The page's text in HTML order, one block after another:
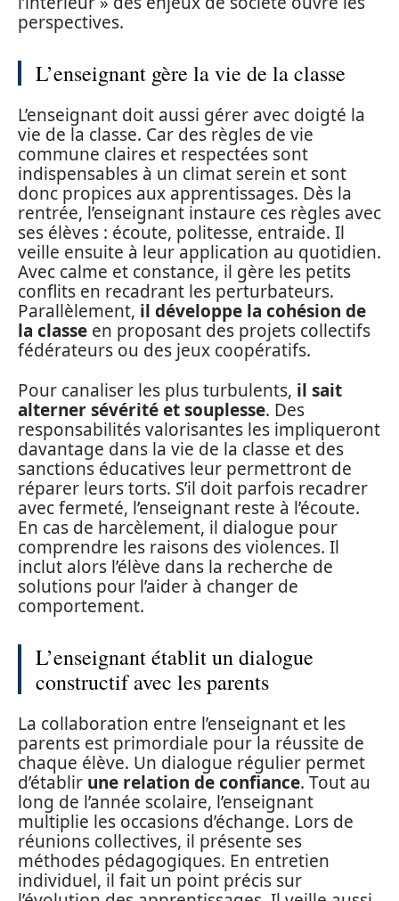
perspectives.
L’enseignant gère la vie de la classe
L’enseignant doit aussi gérer avec doigté la
vie de la classe. Car des règles de vie
commune claires et respectées sont
indispensables à un climat serein et sont
donc propices aux apprentissages. Dès la
rentrée, l’enseignant instaure ces règles avec
ses élèves : écoute, politesse, entraide. Il
veille ensuite à leur application au quotidien.
Avec calme et constance, il gère les petits
conflits en recadrant les perturbateurs.
Parallèlement, il développe la cohésion de
la classe en proposant des projets collectifs
fédérateurs ou des jeux coopératifs.
Pour canaliser les plus turbulents, il sait
alterner sévérité et souplesse. Des
responsabilités valorisantes les impliqueront
davantage dans la vie de la classe et des
sanctions éducatives leur permettront de
réparer leurs torts. S’il doit parfois recadrer
avec fermeté, l’enseignant reste à l’écoute.
En cas de harcèlement, il dialogue pour
comprendre les raisons des violences. Il
inclut alors l’élève dans la recherche de
solutions pour l’aider à changer de
comportement.
L’enseignant établit un dialogue
constructif avec les parents
La collaboration entre l’enseignant et les
parents est primordiale pour la réussite de
chaque élève. Un dialogue régulier permet
d’établir une relation de confiance. Tout au
long de l’année scolaire, l’enseignant
multiplie les occasions d’échange. Lors de
réunions collectives, il présente ses
méthodes pédagogiques. En entretien
individuel, il fait un point précis sur